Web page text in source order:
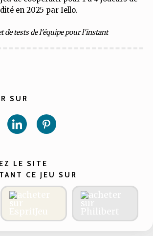
en 2025 par Iello.
de tests de l'équipe pour l'instant
SUR
sur sur
LE SITE
CE JEU SUR